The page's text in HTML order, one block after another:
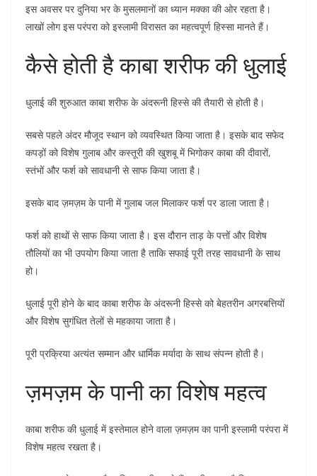
इस अवसर पर दुनिया भर के मुसलमानों का ध्यान मक्का की ओर रहता है।
लाखों लोग इस परंपरा को इस्लामी विरासत का महत्वपूर्ण हिस्सा मानते हैं।
कैसे होती है काबा शरीफ की धुलाई
धुलाई की शुरुआत काबा शरीफ के अंदरूनी हिस्से की तैयारी से होती है।
सबसे पहले अंदर मौजूद स्थान को व्यवस्थित किया जाता है। इसके बाद सफेद
कपड़ों को विशेष गुलाब और कस्तूरी की खुशबू में भिगोकर काबा की दीवारों,
स्तंभों और फर्श को सावधानी से साफ किया जाता है।
इसके बाद ज़मज़म के पानी में गुलाब जल मिलाकर फर्श पर डाला जाता है।
फर्श को हाथों से साफ किया जाता है। इस दौरान ताड़ के पत्तों और विशेष
तौलियों का भी उपयोग किया जाता है ताकि सफाई पूरी तरह सावधानी के साथ
हो।
धुलाई पूरी होने के बाद काबा शरीफ के अंदरूनी हिस्से को बेहतरीन अगरबत्तियों
और विशेष सुगंधित तेलों से महकाया जाता है।
पूरी प्रक्रिया अत्यंत सम्मान और धार्मिक मर्यादा के साथ संपन्न होती है।
ज़मज़म के पानी का विशेष महत्व
काबा शरीफ की धुलाई में इस्तेमाल होने वाला ज़मज़म का पानी इस्लामी परंपरा में
विशेष महत्व रखता है।